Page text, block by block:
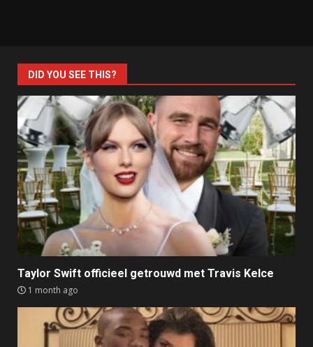
DID YOU SEE THIS?
Taylor Swift officieel getrouwd met Travis Kelce
1 month ago